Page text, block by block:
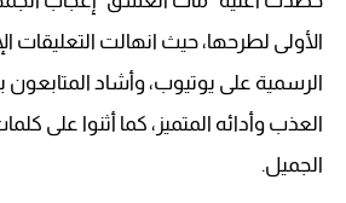
الأولى لطرحها، حيث انهالت التعليقات
الرسمية على يوتيوب، وأشاد
العذب وأدائه المتميز، كما أثنوا على
الجميل.